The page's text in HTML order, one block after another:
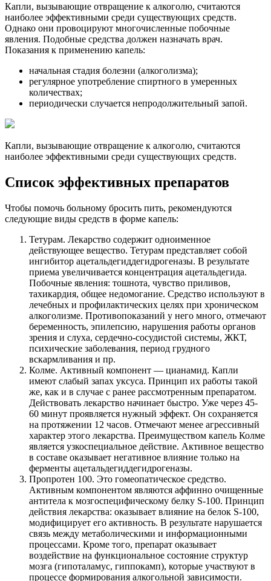
Капли, вызывающие отвращение к алкоголю, считаются
наиболее эффективными среди существующих средств.
Однако они провоцируют многочисленные побочные
явления. Подобные средства должен назначать врач.
Показания к применению капель:
начальная стадия болезни (алкоголизма);
регулярное употребление спиртного в умеренных
количествах;
периодически случается непродолжительный запой.
Капли, вызывающие отвращение к алкоголю, считаются
наиболее эффективными среди существующих средств.
Список эффективных препаратов
Чтобы помочь больному бросить пить, рекомендуются
следующие виды средств в форме капель:
Тетурам. Лекарство содержит одноименное
действующее вещество. Тетурам представляет собой
ингибитор ацетальдегиддегидрогеназы. В результате
приема увеличивается концентрация ацетальдегида.
Побочные явления: тошнота, чувство приливов,
тахикардия, общее недомогание. Средство используют в
лечебных и профилактических целях при хроническом
алкоголизме. Противопоказаний у него много, отмечают
беременность, эпилепсию, нарушения работы органов
зрения и слуха, сердечно-сосудистой системы, ЖКТ,
психические заболевания, период грудного
вскармливания и пр.
Колме. Активный компонент — цианамид. Капли
имеют слабый запах уксуса. Принцип их работы такой
же, как и в случае с ранее рассмотренным препаратом.
Действовать лекарство начинает быстро. Уже через 45-
60 минут проявляется нужный эффект. Он сохраняется
на протяжении 12 часов. Отмечают менее агрессивный
характер этого лекарства. Преимуществом капель Колме
является узкоспециальное действие. Активное вещество
в составе оказывает негативное влияние только на
ферменты ацетальдегиддегидрогеназы.
Пропротен 100. Это гомеопатическое средство.
Активным компонентом являются аффинно очищенные
антитела к мозгоспецифическому белку S-100. Принцип
действия лекарства: оказывает влияние на белок S-100,
модифицирует его активность. В результате нарушается
связь между метаболическими и информационными
процессами. Кроме того, препарат оказывает
воздействие на функциональное состояние структур
мозга (гипоталамус, гиппокамп), которые участвуют в
процессе формирования алкогольной зависимости.